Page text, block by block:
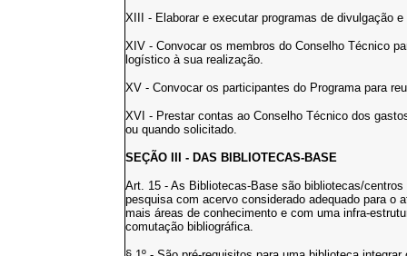
XIII - Elaborar e executar programas de divulgação
XIV - Convocar os membros do Conselho Técnico
logístico à sua realização.
XV - Convocar os participantes do Programa para
XVI - Prestar contas ao Conselho Técnico dos
ou quando solicitado.
SEÇÃO III - DAS BIBLIOTECAS-BASE
Art. 15 - As Bibliotecas-Base são bibliotecas/
pesquisa com acervo considerado adequado para o
mais áreas de conhecimento e com uma infra-
comutação bibliográfica.